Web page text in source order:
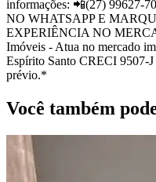
informações: 📲(27)
NO WHATSAPP E
EXPERIÊNCIA NO
Imóveis - Atua no mercado
Espírito Santo CRECI 9507-
prévio.*
Você também